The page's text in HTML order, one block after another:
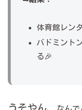
体育館レン
バドミント
る🎉
うそやん、